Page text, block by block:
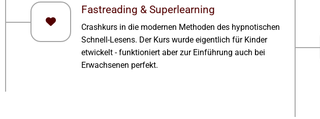
Fastreading & Superlearning
Crashkurs in die modernen Methoden des hypnotischen
Schnell-Lesens. Der Kurs wurde eigentlich für Kinder
etwickelt - funktioniert aber zur Einführung auch bei
Erwachsenen perfekt.